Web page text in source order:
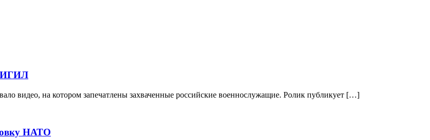
ИГИЛ
видео, на котором запечатлены захваченные российские военнослужащие. Ролик публикует […]
НАТО